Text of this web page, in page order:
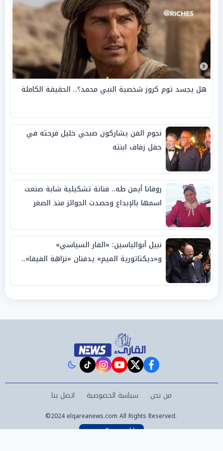
هل يجسد توم كروز شخصية النبي محمد؟.. الحقيقة الكاملة
نجوم الفن يشاركون صبحي خليل فرحته في
حفل زفاف ابنته
روفانا أيمن طه.. فنانة تشكيلية شابة صنعت
اسمها بالإبداع وحصدت الجوائز منذ الصغر
نبيل أبوالياسين: «الفار السياسي»
و«ديكتاتورية الميم» يدفنان «نزاهة الفيفا»..
facebook
twitter
youtube
instagram
tiktok
من نحن سياسة الخصوصية اتصل بنا
©2024 elqareanews.com All Rights Reserved.
Powered by